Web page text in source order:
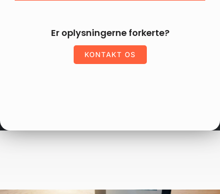
Er oplysningerne forkerte?
KONTAKT OS